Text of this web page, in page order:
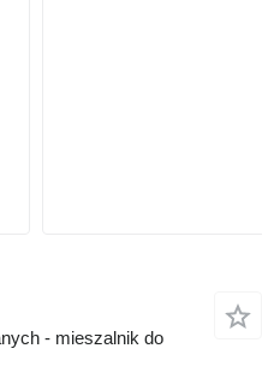
- mieszalnik do